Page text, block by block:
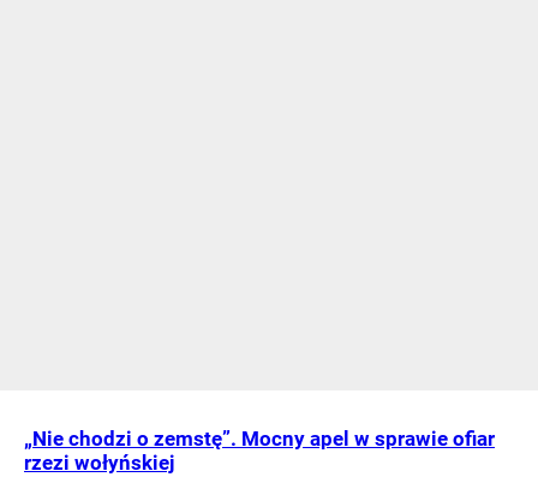
„Nie chodzi o zemstę”. Mocny apel w sprawie ofiar
rzezi wołyńskiej